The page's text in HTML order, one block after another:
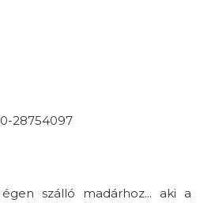
28754097
szálló madárhoz... aki a